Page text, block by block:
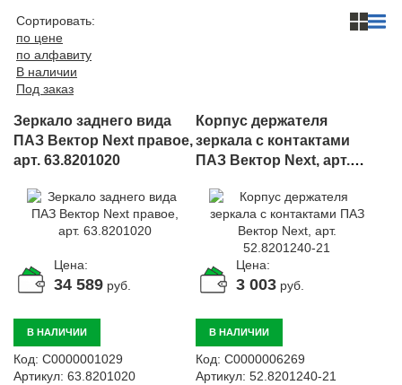
Контакты
Доставка
Гарантии
Статьи
Автомобили
+7 (4162) 22-95-09
Запчасти
Сервисный центр
+7 (4162) 22–95–69
Сортировать:
по цене
по алфавиту
В наличии
Под заказ
Зеркало заднего вида
ПАЗ Вектор Next правое,
арт. 63.8201020
Цена:
34 589 руб.
В НАЛИЧИИ
Код: С0000001029
Артикул: 63.8201020
Корпус держателя
зеркала с контактами
ПАЗ Вектор Next, арт.
Цена:
3 003 руб.
В НАЛИЧИИ
Код: С0000006269
Артикул: 52.8201240-21